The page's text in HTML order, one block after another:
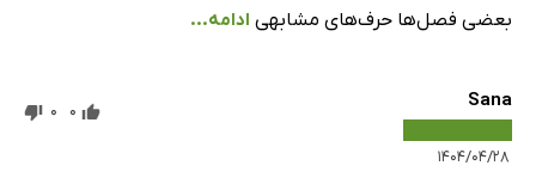
بعضی فصل‌ها حرف‌های مشابهی ادامه...
Sana
۱۴۰۴/۰۴/۲۸
0
0